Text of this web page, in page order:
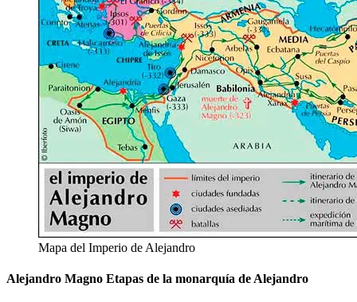
Mapa del Imperio de Alejandro
Alejandro Magno Etapas de la monarquía de Alejandro